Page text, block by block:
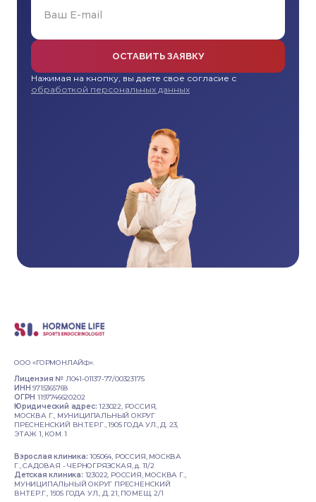
ОСТАВИТЬ ЗАЯВКУ
Нажимая на кнопку, вы даете свое согласие с
обработкой персональных данных
ООО «ГОРМОНЛАЙФ».
Лицензия № Л041-01137-77/00323175
ИНН 9715365768
ОГРН 1197746620202
Юридический адрес:123022, РОССИЯ,
МОСКВА Г., МУНИЦИПАЛЬНЫЙ ОКРУГ
ПРЕСНЕНСКИЙ ВН.ТЕР.Г., 1905 ГОДА УЛ., Д. 23,
ЭТАЖ 1, КОМ. 1
Взрослая клиника: 105064, РОССИЯ, МОСКВА
Г., САДОВАЯ - ЧЕРНОГРЯЗСКАЯ, д. 11/2
Детская клиника: 123022, РОССИЯ, МОСКВА Г.,
МУНИЦИПАЛЬНЫЙ ОКРУГ ПРЕСНЕНСКИЙ
ВН.ТЕР.Г., 1905 ГОДА УЛ., Д. 21, ПОМЕЩ. 2/1